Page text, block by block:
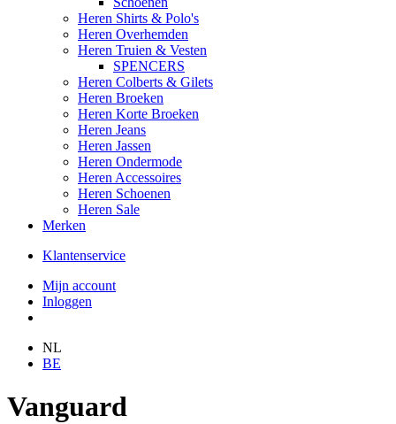
Heren Shirts & Polo's
Heren Overhemden
Heren Truien & Vesten
SPENCERS
Heren Colberts & Gilets
Heren Broeken
Heren Korte Broeken
Heren Jeans
Heren Jassen
Heren Ondermode
Heren Accessoires
Heren Schoenen
Heren Sale
Merken
Klantenservice
Mijn account
Inloggen
NL
BE
Vanguard